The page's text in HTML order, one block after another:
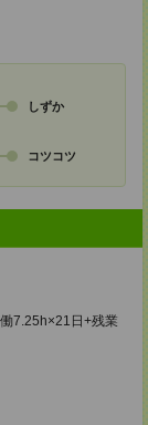
しずか
コツコツ
7.25h×21日+残業